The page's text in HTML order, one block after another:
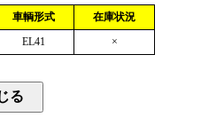
車輌形式
在庫状況
EL41 ×